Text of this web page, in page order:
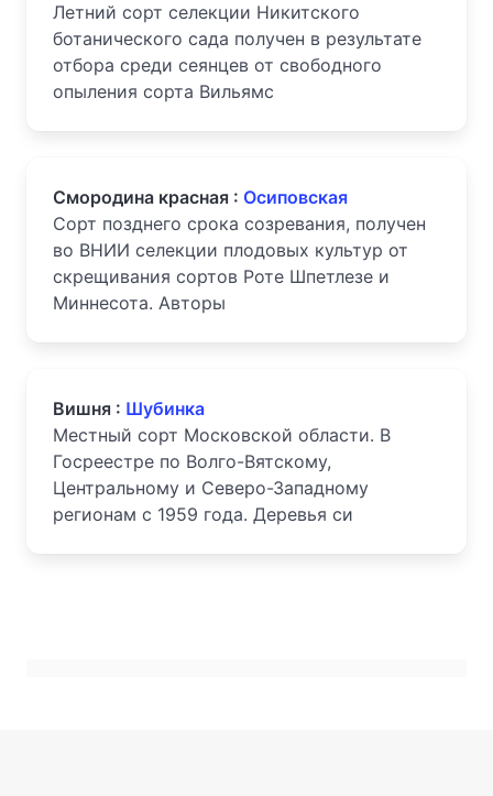
Летний сорт селекции Никитского
ботанического сада получен в результате
отбора среди сеянцев от свободного
опыления сорта Вильямс
Смородина красная : Осиповская
Сорт позднего срока созревания, получен
во ВНИИ селекции плодовых культур от
скрещивания сортов Роте Шпетлезе и
Миннесота. Авторы
Вишня : Шубинка
Местный сорт Московской области. В
Госреестре по Волго-Вятскому,
Центральному и Северо-Западному
регионам с 1959 года. Деревья си